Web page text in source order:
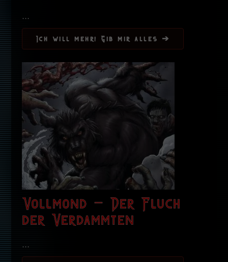
...
Ich will mehr! Gib mir alles ➔
Vollmond – Der Fluch
der Verdammten
...